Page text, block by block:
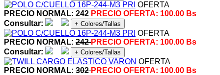
OFERTA
PRECIO NORMAL: 242PRECIO OFERTA: 100.00 Bs
Consultar:
+ Colores/Tallas
OFERTA
PRECIO NORMAL: 242PRECIO OFERTA: 100.00 Bs
Consultar:
+ Colores/Tallas
OFERTA
PRECIO NORMAL: 302PRECIO OFERTA: 100.00 Bs